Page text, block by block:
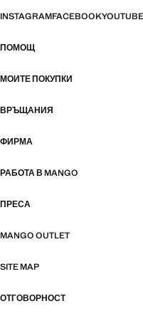
INSTAGRAMFACEBOOKYOUTUBE
ПОМОЩ
МОИТЕ ПОКУПКИ
ВРЪЩАНИЯ
ФИРМА
РАБОТА В MANGO
ПРЕСА
MANGO OUTLET
SITE MAP
ОТГОВОРНОСТ